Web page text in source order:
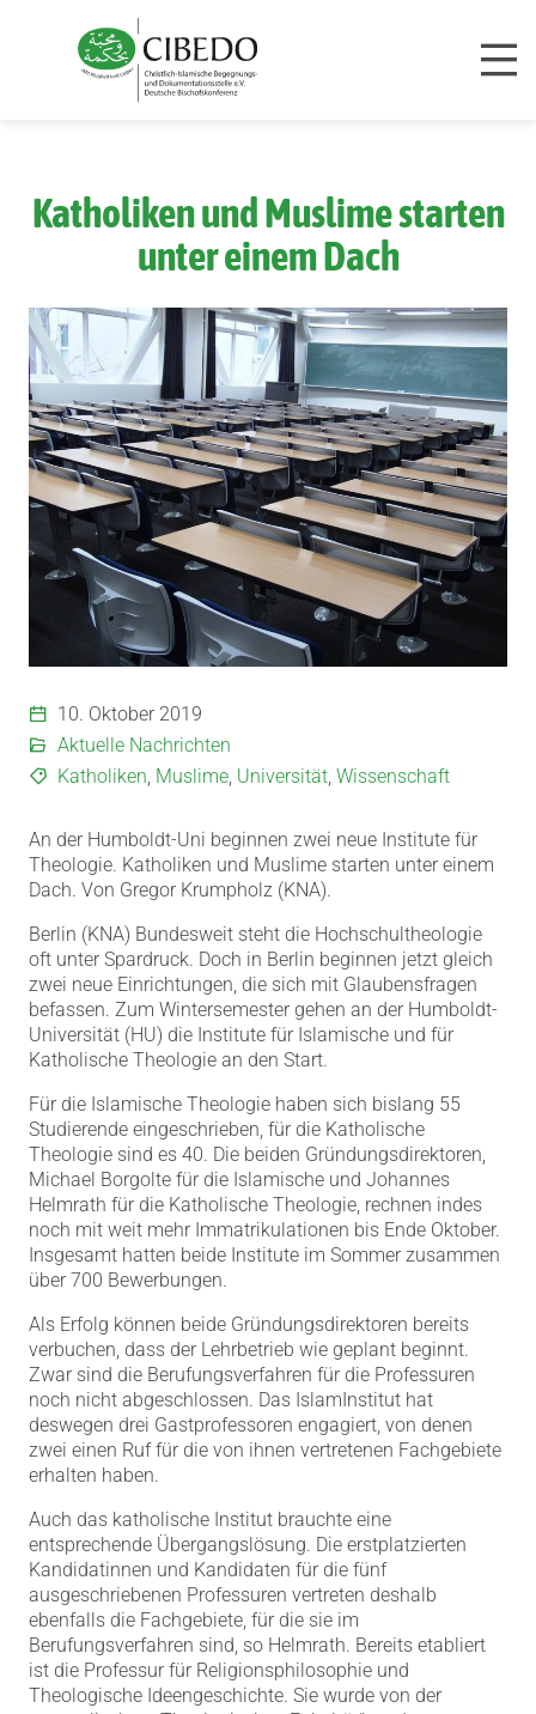
Katholiken und Muslime starten
unter einem Dach
10. Oktober 2019
Aktuelle Nachrichten
Katholiken Muslime, Universität, Wissenschaft
An der Humboldt-Uni beginnen zwei neue Institute für
Theologie. Katholiken und Muslime starten unter einem
Dach. Von Gregor Krumpholz (KNA).
Berlin (KNA) Bundesweit steht die Hochschultheologie
oft unter Spardruck. Doch in Berlin beginnen jetzt gleich
zwei neue Einrichtungen, die sich mit Glaubensfragen
befassen. Zum Wintersemester gehen an der Humboldt-
Universität (HU) die Institute für Islamische und für
Katholische Theologie an den Start.
Für die Islamische Theologie haben sich bislang 55
Studierende eingeschrieben, für die Katholische
Theologie sind es 40. Die beiden Gründungsdirektoren,
Michael Borgolte für die Islamische und Johannes
Helmrath für die Katholische Theologie, rechnen indes
noch mit weit mehr Immatrikulationen bis Ende Oktober.
Insgesamt hatten beide Institute im Sommer zusammen
über 700 Bewerbungen.
Als Erfolg können beide Gründungsdirektoren bereits
verbuchen, dass der Lehrbetrieb wie geplant beginnt.
Zwar sind die Berufungsverfahren für die Professuren
noch nicht abgeschlossen. Das IslamInstitut hat
deswegen drei Gastprofessoren engagiert, von denen
zwei einen Ruf für die von ihnen vertretenen Fachgebiete
erhalten haben.
Auch das katholische Institut brauchte eine
entsprechende Übergangslösung. Die erstplatzierten
Kandidatinnen und Kandidaten für die fünf
ausgeschriebenen Professuren vertreten deshalb
ebenfalls die Fachgebiete, für die sie im
Berufungsverfahren sind, so Helmrath. Bereits etabliert
ist die Professur für Religionsphilosophie und
Theologische Ideengeschichte. Sie wurde von der